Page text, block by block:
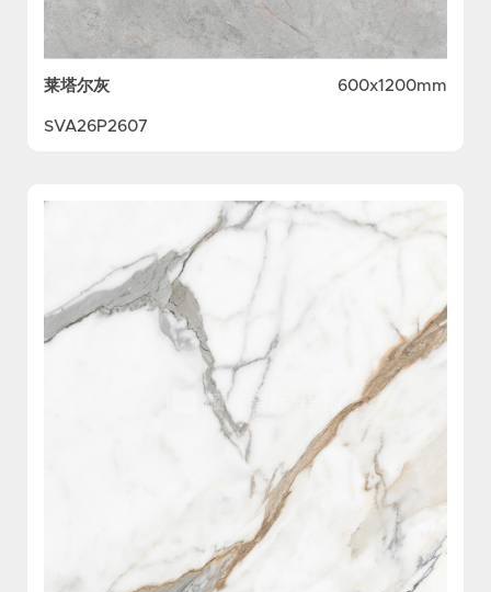
莱塔尔灰 600x1200mm
SVA26P2607